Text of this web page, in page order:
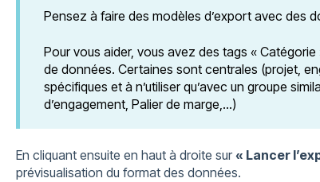
Pensez à faire des modèles d’export avec des
Pour vous aider, vous avez des tags «
de données. Certaines sont centrales (projet,
spécifiques et à n’utiliser qu’avec un groupe
d’engagement, Palier de marge,…)
En cliquant ensuite en haut à droite sur « Lancer
prévisualisation du format des données.